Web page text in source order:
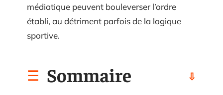
médiatique peuvent bouleverser l’ordre
établi, au détriment parfois de la logique
sportive.
Sommaire